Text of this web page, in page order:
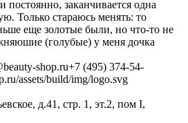
заканчивается одна
Только стараюсь менять: то
еще золотые были, но что-то не
(голубые) у меня дочка
shop.ru+7 (495) 374-54-
assets/build/img/logo.svg
д.41, стр. 1, эт.2, пом I,